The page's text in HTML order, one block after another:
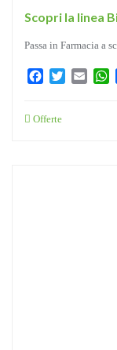
Scopri la linea
Passa in Farmacia a
FacebookTwitterEmail
Offerte